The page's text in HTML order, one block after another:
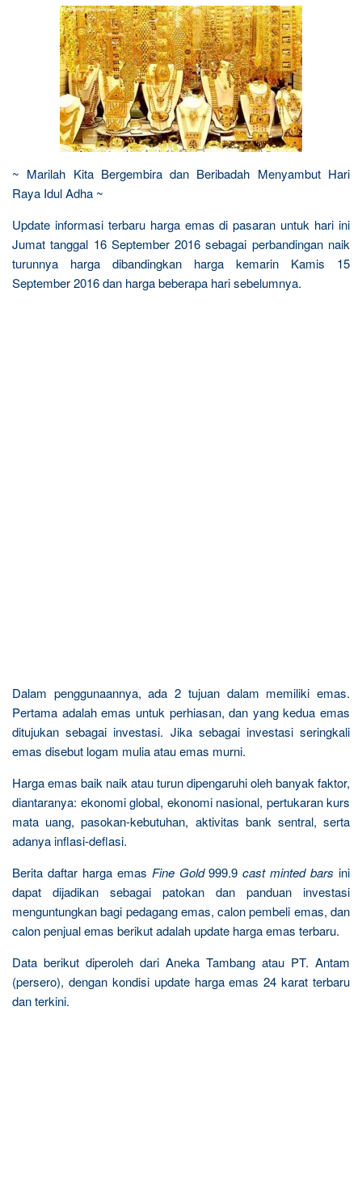
~ Marilah Kita Bergembira dan Beribadah Menyambut Hari
Raya Idul Adha ~
Update informasi terbaru harga emas di pasaran untuk hari ini
Jumat tanggal 16 September 2016 sebagai perbandingan naik
turunnya harga dibandingkan harga kemarin Kamis 15
September 2016 dan harga beberapa hari sebelumnya.
Dalam penggunaannya, ada 2 tujuan dalam memiliki emas.
Pertama adalah emas untuk perhiasan, dan yang kedua emas
ditujukan sebagai investasi. Jika sebagai investasi seringkali
emas disebut logam mulia atau emas murni.
Harga emas baik naik atau turun dipengaruhi oleh banyak faktor,
diantaranya: ekonomi global, ekonomi nasional, pertukaran kurs
mata uang, pasokan-kebutuhan, aktivitas bank sentral, serta
adanya inflasi-deflasi.
Berita daftar harga emas Fine Gold999.9cast minted barsini
dapat dijadikan sebagai patokan dan panduan investasi
menguntungkan bagi pedagang emas, calon pembeli emas, dan
calon penjual emas berikut adalah update harga emas terbaru.
Data berikut diperoleh dari Aneka Tambang atau PT. Antam
(persero), dengan kondisi update harga emas 24 karat terbaru
dan terkini.